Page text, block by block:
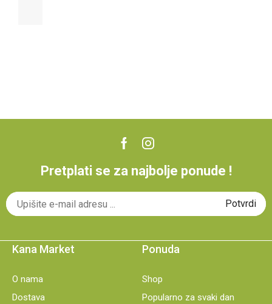
Pretplati se za najbolje ponude !
Kana Market
O nama
Dostava
Ponuda
Shop
Popularno za svaki dan